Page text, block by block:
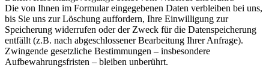
Die von Ihnen im Formular eingegebenen Daten verbleiben bei uns,
bis Sie uns zur Löschung auffordern, Ihre Einwilligung zur
Speicherung widerrufen oder der Zweck für die Datenspeicherung
entfällt (z.B. nach abgeschlossener Bearbeitung Ihrer Anfrage).
Zwingende gesetzliche Bestimmungen – insbesondere
Aufbewahrungsfristen – bleiben unberührt.